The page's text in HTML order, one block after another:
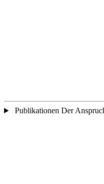
Publikationen Der